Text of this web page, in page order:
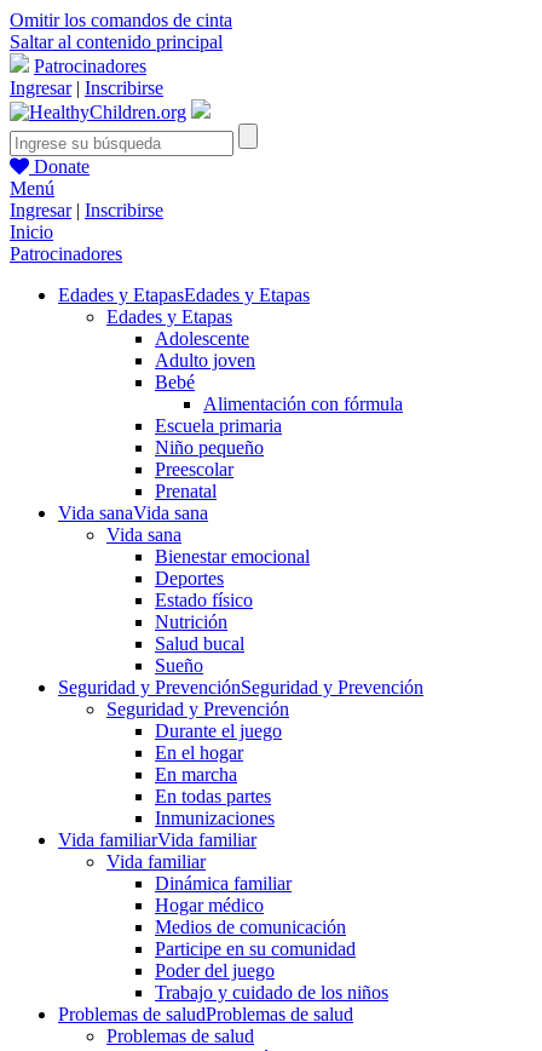
Omitir los comandos de cinta
Saltar al contenido principal
Patrocinadores
Ingresar| Inscribirse
Donate
Menú
Ingresar| Inscribirse
Inicio
Patrocinadores
Edades y EtapasEdades y Etapas
Edades y Etapas
Adolescente
Adulto joven
Bebé
Alimentación con fórmula
Escuela primaria
Niño pequeño
Preescolar
Prenatal
Vida sanaVida sana
Vida sana
Bienestar emocional
Deportes
Estado físico
Nutrición
Salud bucal
Sueño
Seguridad y PrevenciónSeguridad y Prevención
Seguridad y Prevención
Durante el juego
En el hogar
En marcha
En todas partes
Inmunizaciones
Vida familiarVida familiar
Vida familiar
Dinámica familiar
Hogar médico
Medios de comunicación
Participe en su comunidad
Poder del juego
Trabajo y cuidado de los niños
Problemas de saludProblemas de salud
Problemas de salud